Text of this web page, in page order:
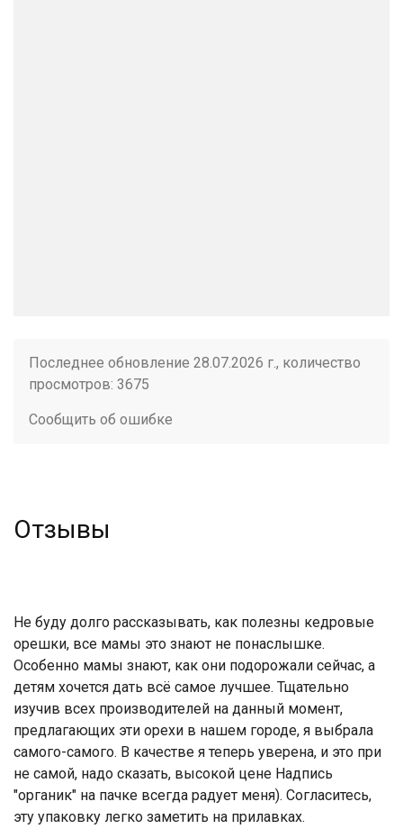
Последнее обновление 28.07.2026 г., количество
просмотров: 3675
Сообщить об ошибке
Отзывы
Не буду долго рассказывать, как полезны кедровые
орешки, все мамы это знают не понаслышке.
Особенно мамы знают, как они подорожали сейчас, а
детям хочется дать всё самое лучшее. Тщательно
изучив всех производителей на данный момент,
предлагающих эти орехи в нашем городе, я выбрала
самого-самого. В качестве я теперь уверена, и это при
не самой, надо сказать, высокой цене Надпись
"органик" на пачке всегда радует меня). Согласитесь,
эту упаковку легко заметить на прилавках.